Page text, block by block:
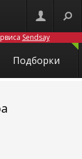
Sendsay
Подборки